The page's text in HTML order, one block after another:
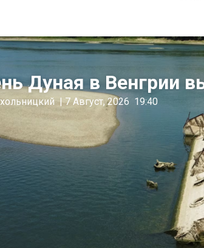
Дуная в Венгрии
| 7 Август, 2026 19:40